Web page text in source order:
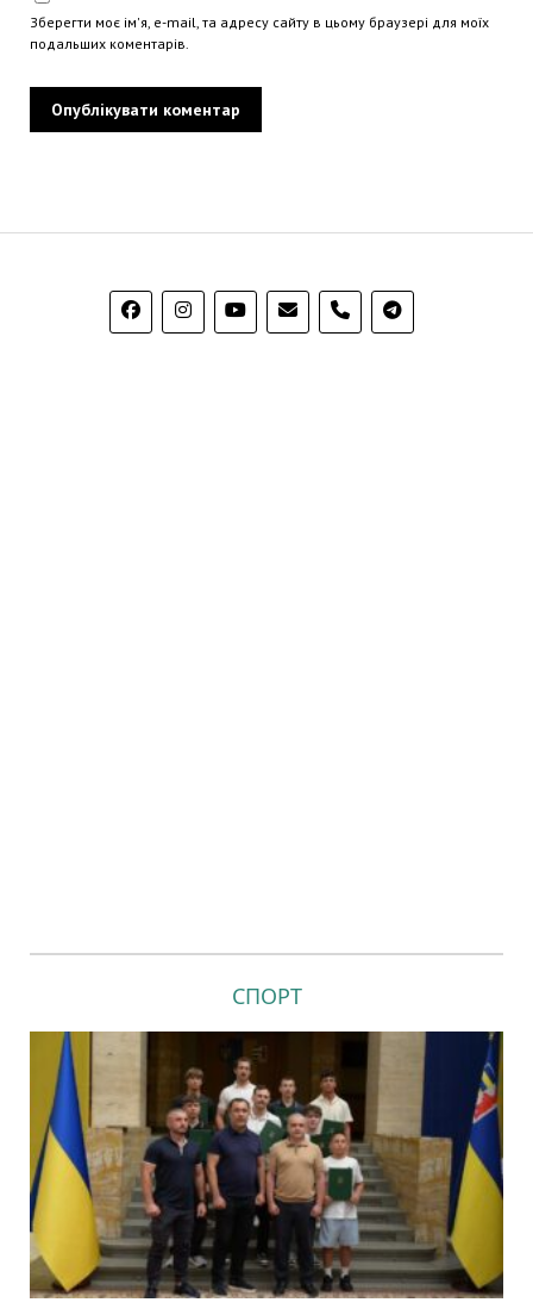
Зберегти моє ім'я, e-mail, та адресу сайту в цьому браузері для моїх
подальших коментарів.
phone
СПОРТ